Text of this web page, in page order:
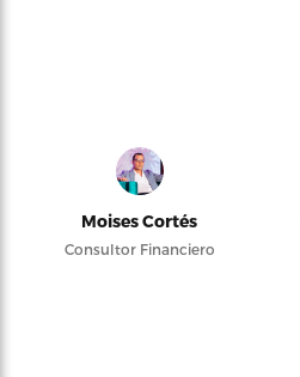
Moises Cortés
Consultor Financiero